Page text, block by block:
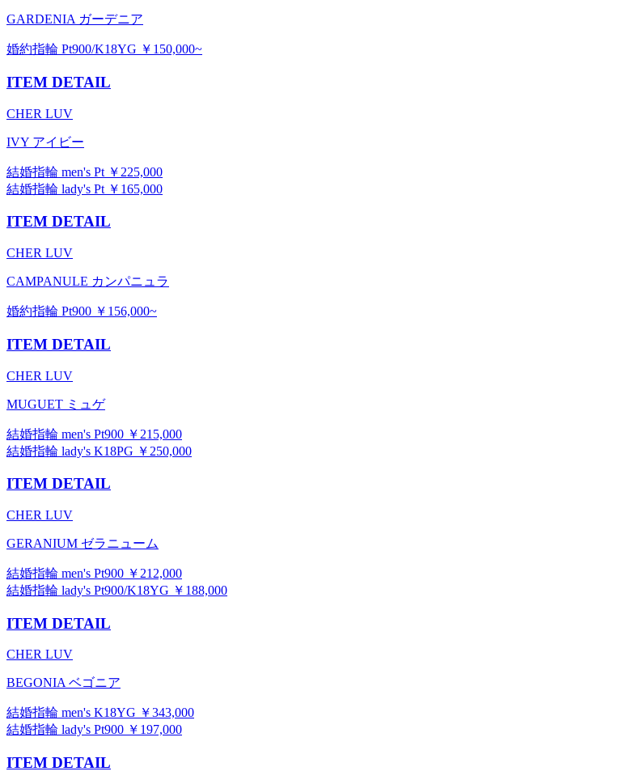
GARDENIA ガーデニア
婚約指輪 Pt900/K18YG ￥150,000~
ITEM DETAIL
CHER LUV
IVY アイビー
結婚指輪 men's Pt ￥225,000
結婚指輪 lady's Pt ￥165,000
ITEM DETAIL
CHER LUV
CAMPANULE カンパニュラ
婚約指輪 Pt900 ￥156,000~
ITEM DETAIL
CHER LUV
MUGUET ミュゲ
結婚指輪 men's Pt900 ￥215,000
結婚指輪 lady's K18PG ￥250,000
ITEM DETAIL
CHER LUV
GERANIUM ゼラニューム
結婚指輪 men's Pt900 ￥212,000
結婚指輪 lady's Pt900/K18YG ￥188,000
ITEM DETAIL
CHER LUV
BEGONIA ベゴニア
結婚指輪 men's K18YG ￥343,000
結婚指輪 lady's Pt900 ￥197,000
ITEM DETAIL